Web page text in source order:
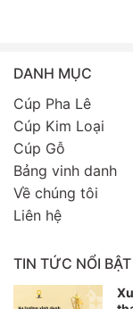
DANH MỤC
Cúp Pha Lê
Cúp Kim Loại
Cúp Gỗ
Bảng vinh danh
Về chúng tôi
Liên hệ
TIN TỨC NỔI BẬT